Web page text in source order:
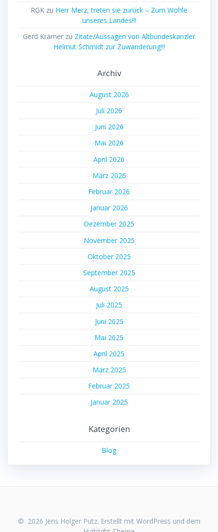
RGK zu Herr Merz, treten sie zurück – Zum Wohle
unseres Landes!!!
Gerd Krämer zu Zitate/Aussagen von Altbundeskanzler
Helmut Schmidt zur Zuwanderung!!!
Archiv
August 2026
Juli 2026
Juni 2026
Mai 2026
April 2026
März 2026
Februar 2026
Januar 2026
Dezember 2025
November 2025
Oktober 2025
September 2025
August 2025
Juli 2025
Juni 2025
Mai 2025
April 2025
März 2025
Februar 2025
Januar 2025
Kategorien
Blog
© 2026 Jens Holger Pütz. Erstellt mit WordPress und dem